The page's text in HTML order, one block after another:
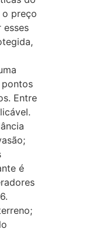
o preço
esses
pontos
Entre
é